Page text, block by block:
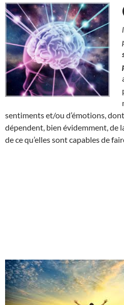
sentiments et/ou d’émotions, dont
dépendent, bien évidemment, de
de ce qu’elles sont capables de